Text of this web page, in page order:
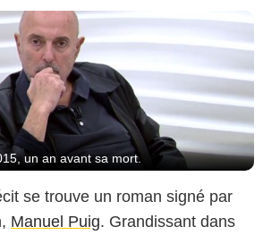
un an avant sa mort.
se trouve un roman signé par
Manuel Puig. Grandissant dans